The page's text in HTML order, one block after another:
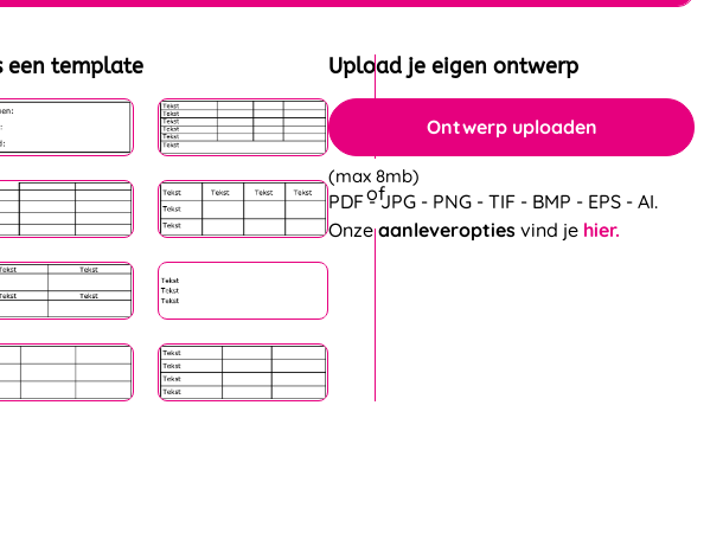
een template Upload je eigen ontwerp
Ontwerp uploaden
(max 8mb)
PDF - JPG - PNG - TIF - BMP - EPS - AI.
Onzeaanleveropties vind je hier.